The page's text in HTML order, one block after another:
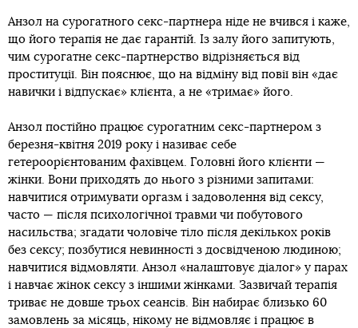
Анзол на сурогатного секс-партнера ніде не вчився і каже,
що його терапія не дає гарантій. Із залу його запитують,
чим сурогатне секс-партнерство відрізняється від
проституції. Він пояснює, що на відміну від повії він «дає
навички і відпускає» клієнта, а не «тримає» його.
Анзол постійно працює сурогатним секс-партнером з
березня-квітня 2019 року і називає себе
гетероорієнтованим фахівцем. Головні його клієнти —
жінки. Вони приходять до нього з різними запитами:
навчитися отримувати оргазм і задоволення від сексу,
часто — після психологічної травми чи побутового
насильства; згадати чоловіче тіло після декількох років
без сексу; позбутися невинності з досвідченою людиною;
навчитися відмовляти. Анзол «налаштовує діалог» у парах
і навчає жінок сексу з іншими жінками. Зазвичай терапія
триває не довше трьох сеансів. Він набирає близько 60
замовлень за місяць, нікому не відмовляє і працює в